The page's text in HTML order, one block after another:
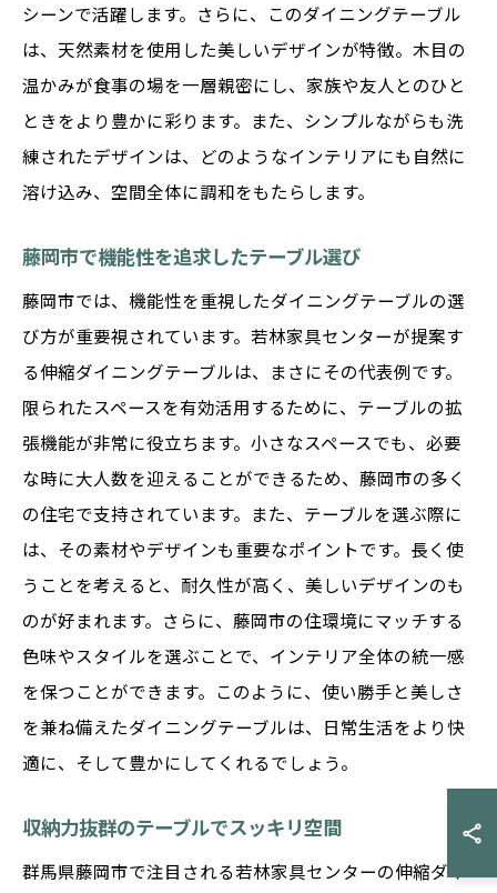
シーンで活躍します。さらに、このダイニングテーブル
は、天然素材を使用した美しいデザインが特徴。木目の
温かみが食事の場を一層親密にし、家族や友人とのひと
ときをより豊かに彩ります。また、シンプルながらも洗
練されたデザインは、どのようなインテリアにも自然に
溶け込み、空間全体に調和をもたらします。
藤岡市で機能性を追求したテーブル選び
藤岡市では、機能性を重視したダイニングテーブルの選
び方が重要視されています。若林家具センターが提案す
る伸縮ダイニングテーブルは、まさにその代表例です。
限られたスペースを有効活用するために、テーブルの拡
張機能が非常に役立ちます。小さなスペースでも、必要
な時に大人数を迎えることができるため、藤岡市の多く
の住宅で支持されています。また、テーブルを選ぶ際に
は、その素材やデザインも重要なポイントです。長く使
うことを考えると、耐久性が高く、美しいデザインのも
のが好まれます。さらに、藤岡市の住環境にマッチする
色味やスタイルを選ぶことで、インテリア全体の統一感
を保つことができます。このように、使い勝手と美しさ
を兼ね備えたダイニングテーブルは、日常生活をより快
適に、そして豊かにしてくれるでしょう。
収納力抜群のテーブルでスッキリ空間
群馬県藤岡市で注目される若林家具センターの伸縮ダイ